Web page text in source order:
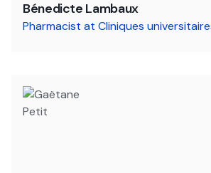
Bénedicte Lambaux
Pharmacist at Cliniques